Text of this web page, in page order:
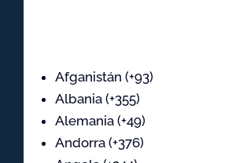
Afganistán (+93)
Albania (+355)
Alemania (+49)
Andorra (+376)